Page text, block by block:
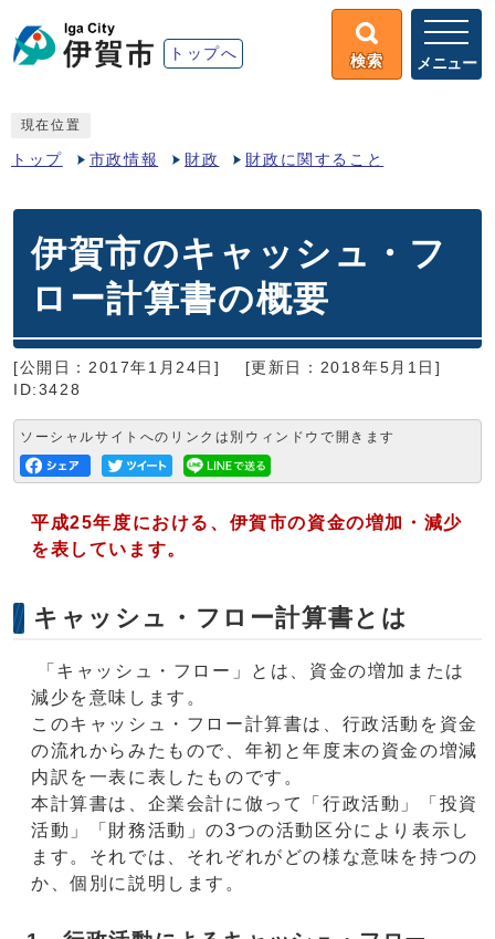
トップへ 検索 メニュー
現在位置
トップ 市政情報 財政 財政に関すること
伊賀市のキャッシュ・フ
ロー計算書の概要
[公開日：2017年1月24日]
[更新日：2018年5月1日]
ID:3428
ソーシャルサイトへのリンクは別ウィンドウで開きます
平成25年度における、伊賀市の資金の増加・減少
を表しています。
キャッシュ・フロー計算書とは
「キャッシュ・フロー」とは、資金の増加または
減少を意味します。
このキャッシュ・フロー計算書は、行政活動を資金
の流れからみたもので、年初と年度末の資金の増減
内訳を一表に表したものです。
本計算書は、企業会計に倣って「行政活動」「投資
活動」「財務活動」の3つの活動区分により表示し
ます。それでは、それぞれがどの様な意味を持つの
か、個別に説明します。